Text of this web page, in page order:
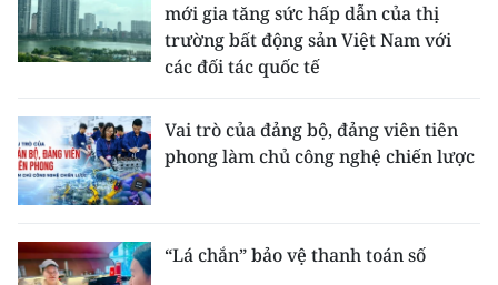
mới gia tăng sức hấp dẫn của thị
trường bất động sản Việt Nam với
các đối tác quốc tế
Vai trò của đảng bộ, đảng viên tiên
phong làm chủ công nghệ chiến lược
“Lá chắn” bảo vệ thanh toán số